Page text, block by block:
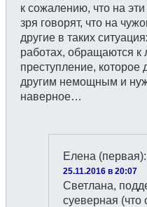
к сожалению, что на
зря говорят, что на
другие в таких
работах, обращаются к
преступление, которое
другим немощным и
наверное…
Елена (первая):
25.11.2016 в 20:07
Светлана,
суеверная (что